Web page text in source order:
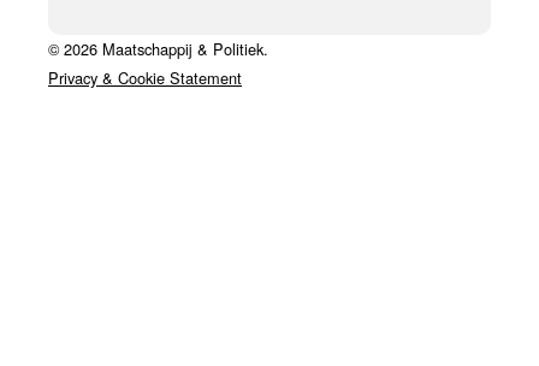
© 2026 Maatschappij & Politiek.
Privacy & Cookie Statement